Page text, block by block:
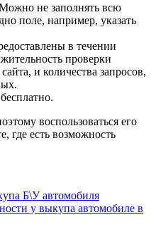
не заполнять всю
поле, например, указать
в течении
проверки
и количества запросов,
воспользоваться его
где есть возможность
Б\У автомобиля
у выкупа автомобиле в